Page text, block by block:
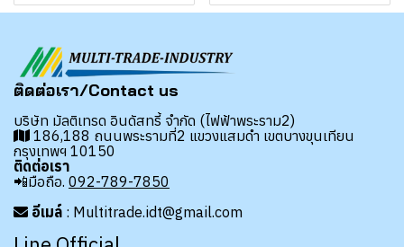
ติดต่อเรา/Contact us
บริษัท มัลติเทรด อินดัสทรี้ จำกัด (ไฟฟ้าพระราม2)
186,188 ถนนพระรามที่2 แขวงแสมดำ เขตบางขุนเทียน
กรุงเทพฯ 10150
ติดต่อเรา
📲มือถือ. 092-789-7850
อีเมล์ : Multitrade.idt@gmail.com